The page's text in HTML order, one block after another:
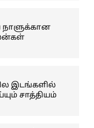
இடங்களில்
சாத்தியம்